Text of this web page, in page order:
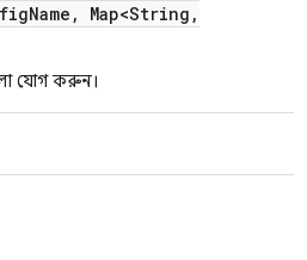
Name , Map<String ,
যোগ করুন।